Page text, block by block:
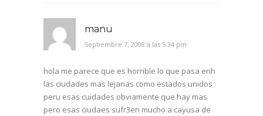
manu
Septiembre 7, 2008 a las 5:34 pm
hola me parece que es horrible lo que pasa enh
las ciudades mas lejanas como estados unidos
peru esas cuidades obviamente que hay mas
pero esas ciudaes sufr3en mucho a cayusa de